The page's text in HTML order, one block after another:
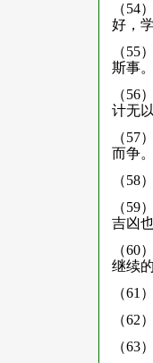
（54
好，
（55
斯事。
（56
计无
（57
而争
（58
（59
吉凶也
（60
继续
（61
（62
（63